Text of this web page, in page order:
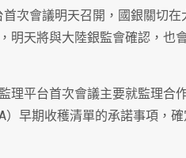
次會議明天召開，國銀關切
明天將與大陸銀監會確認，也
理平台首次會議主要就監理合
早期收穫清單的承諾事項，